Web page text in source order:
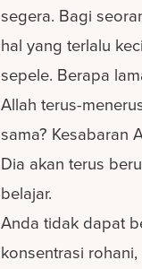
segera. Bagi
hal yang terlalu
sepele. Berapa
Allah terus-
sama? Kesabaran
Dia akan terus
belajar.
Anda tidak dapat
konsentrasi